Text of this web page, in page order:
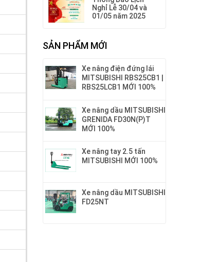
Nghỉ Lễ 30/04 và
01/05 năm 2025
SẢN PHẨM MỚI
Xe nâng điện đứng lái
MITSUBISHI RBS25CB1 |
RBS25LCB1 MỚI 100%
Xe nâng dầu MITSUBISHI
GRENIDA FD30N(P)T
MỚI 100%
Xe nâng tay 2.5 tấn
MITSUBISHI MỚI 100%
Xe nâng dầu MITSUBISHI
FD25NT